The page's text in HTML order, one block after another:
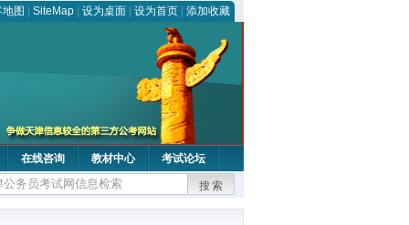
图 SiteMap 设为桌面 设为首页 添加收藏
在线咨询 教材中心 考试论坛
搜索